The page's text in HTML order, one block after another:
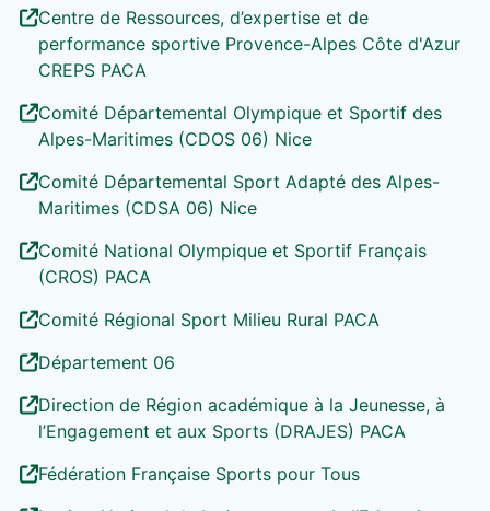
Centre de Ressources, d’expertise et de
performance sportive Provence-Alpes Côte d'Azur
CREPS PACA
Comité Départemental Olympique et Sportif des
Alpes-Maritimes (CDOS 06) Nice
Comité Départemental Sport Adapté des Alpes-
Maritimes (CDSA 06) Nice
Comité National Olympique et Sportif Français
(CROS) PACA
Comité Régional Sport Milieu Rural PACA
Département 06
Direction de Région académique à la Jeunesse, à
l’Engagement et aux Sports (DRAJES) PACA
Fédération Française Sports pour Tous